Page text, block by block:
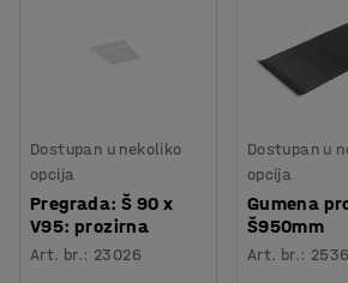
Dostupan u nekoliko
opcija
Pregrada: Š 90 x
V95: prozirna
Art. br.: 23026
Dostupan u
opcija
Gumena
Š950mm
Art. br.: